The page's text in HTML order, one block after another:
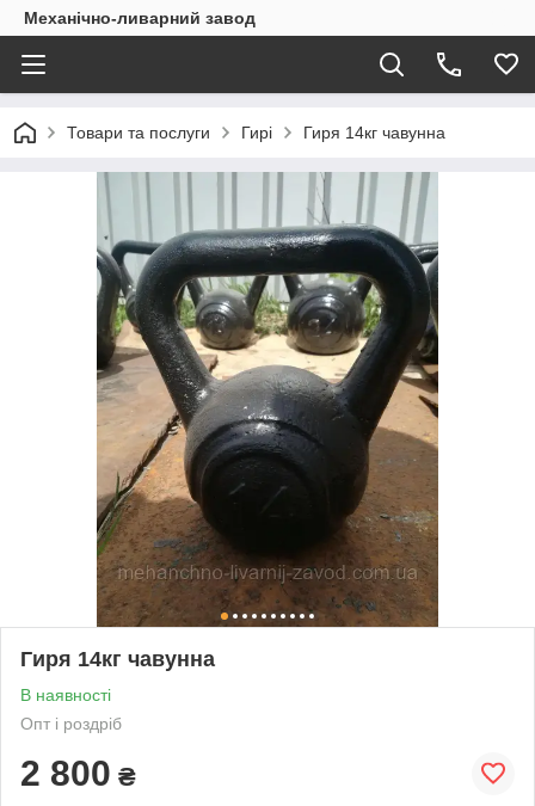
Механічно-ливарний завод
Товари та послуги Гирі Гиря 14кг чавунна
Гиря 14кг чавунна
В наявності
Опт і роздріб
2 800 ₴